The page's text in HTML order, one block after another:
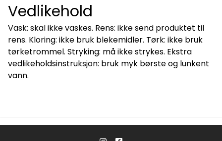
Vedlikehold
Vask: skal ikke vaskes. Rens: ikke send produktet til
rens. Kloring: ikke bruk blekemidler. Tørk: ikke bruk
tørketrommel. Stryking: må ikke strykes. Ekstra
vedlikeholdsinstruksjon: bruk myk børste og lunkent
vann.